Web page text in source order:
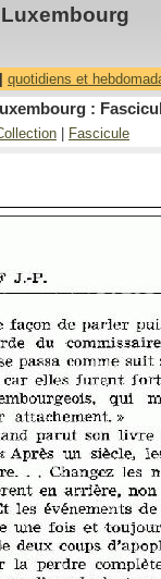
quotidiens et
:
Fascicule